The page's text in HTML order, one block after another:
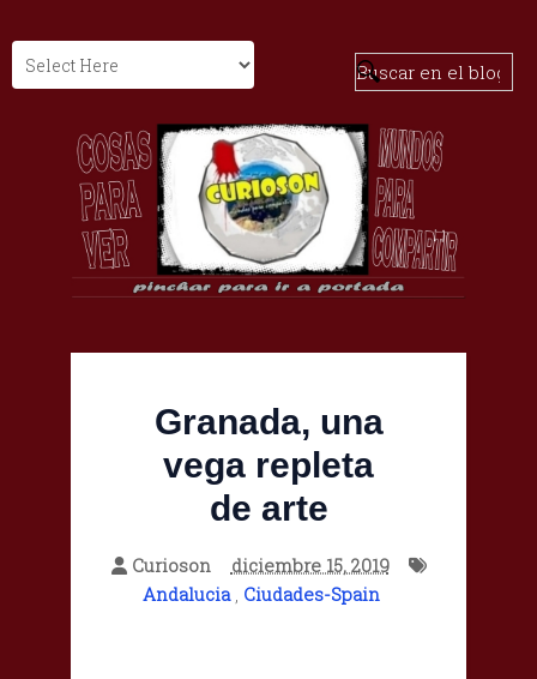
Granada, una
vega repleta
de arte
Curioson
diciembre 15, 2019
Andalucia, Ciudades-Spain